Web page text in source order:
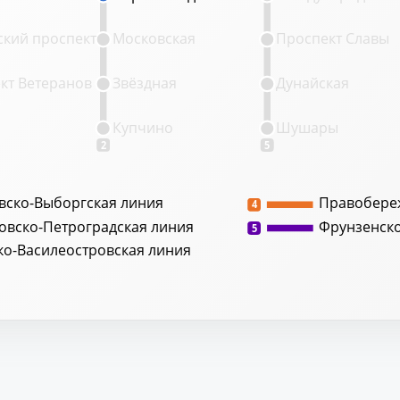
Выборгская линия
Петроградская линия
Василеостровская линия
4
5
2 5
Ветеранов
проспект
Купчино
Звёздная
Московская Проспект Славы
Дунайская
Шушары